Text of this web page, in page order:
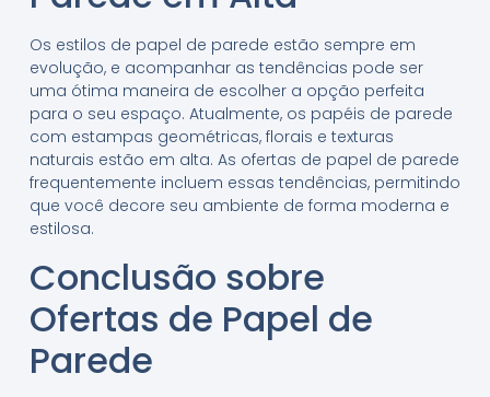
Os estilos de papel de parede estão sempre em
evolução, e acompanhar as tendências pode ser
uma ótima maneira de escolher a opção perfeita
para o seu espaço. Atualmente, os papéis de parede
com estampas geométricas, florais e texturas
naturais estão em alta. As ofertas de papel de parede
frequentemente incluem essas tendências, permitindo
que você decore seu ambiente de forma moderna e
estilosa.
Conclusão sobre
Ofertas de Papel de
Parede